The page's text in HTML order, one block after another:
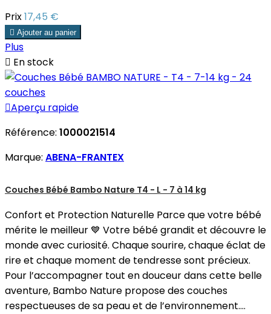
Prix17,45 €
 Ajouter au panier
Plus
 En stock
Aperçu rapide
Référence: 1000021514
Marque: ABENA-FRANTEX
Couches Bébé Bambo Nature T4 - L - 7 à 14 kg
Confort et Protection Naturelle Parce que votre bébé
mérite le meilleur 💙 Votre bébé grandit et découvre le
monde avec curiosité. Chaque sourire, chaque éclat de
rire et chaque moment de tendresse sont précieux.
Pour l’accompagner tout en douceur dans cette belle
aventure, Bambo Nature propose des couches
respectueuses de sa peau et de l’environnement....